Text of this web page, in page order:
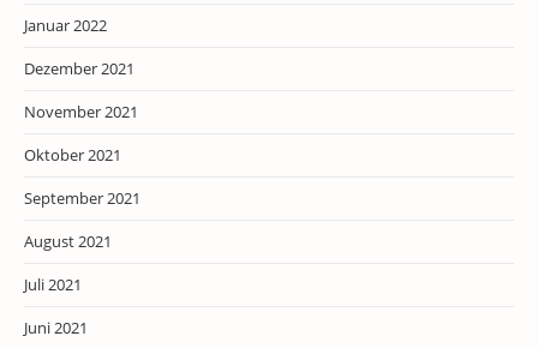
Januar 2022
Dezember 2021
November 2021
Oktober 2021
September 2021
August 2021
Juli 2021
Juni 2021